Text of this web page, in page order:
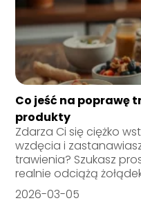
Co jeść na poprawę
produkty
Zdarza Ci się ciężko
wzdęcia i
trawienia? Szukasz
realnie odciążą
2026-03-05